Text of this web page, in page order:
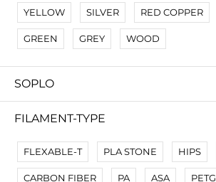
YELLOW SILVER RED COPPER
GREEN GREY WOOD
SOPLO
FILAMENT-TYPE
FLEXABLE-T PLA STONE HIPS
CARBON FIBER PA ASA PETG